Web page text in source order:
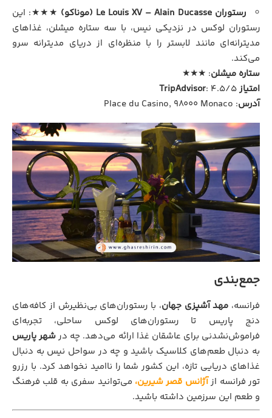
رستوران Le Louis XV – Alain Ducasse (موناکو)
★★★: این
رستوران لوکس در نزدیکی نیس، با سه ستاره میشلن، غذاهای
مدیترانه‌ای مانند لابستر را با منظره‌ای از دریای مدیترانه سرو
می‌کند.
ستاره میشلن: ★★★
امتیاز TripAdvisor: ۴.۵/۵
آدرس: Place du Casino, 98000 Monaco
جمع‌بندی
فرانسه، مهد آشپزی جهان، با رستوران‌های بی‌نظیرش از کافه‌های
دنج پاریس تا رستوران‌های لوکس ساحلی، تجربه‌ای
فراموش‌نشدنی برای عاشقان غذا ارائه می‌دهد. چه درشهر پاریس
به دنبال طعم‌های کلاسیک باشید و چه در سواحل نیس به دنبال
غذاهای دریایی تازه، این کشور شما را ناامید نخواهد کرد. با رزرو
تور فرانسه ازآژانس قصر شیرین، می‌توانید سفری به قلب فرهنگ
و طعم این سرزمین داشته باشید.